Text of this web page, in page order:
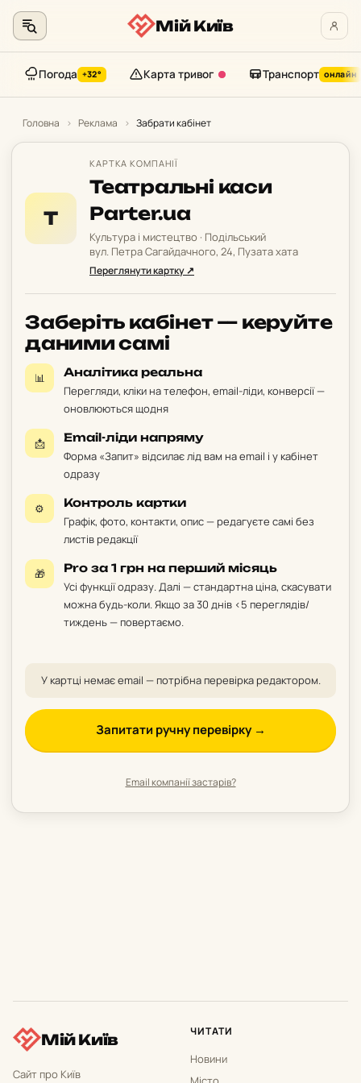
контенту
Мій Київ
Погода +32° Карта тривог Транспорт онлайн
Головна › Реклама › Забрати кабінет
Т
КАРТКА КОМПАНІЇ
Театральні каси
Parter.ua
Культура і мистецтво · Подільський
вул. Петра Сагайдачного, 24, Пузата хата
Переглянути картку ↗
Заберіть кабінет — керуйте
даними самі
📊 Аналітика реальна
Перегляди, кліки на телефон, email-ліди, конверсії —
оновлюються щодня
📩 Email-ліди напряму
Форма «Запит» відсилає лід вам на email і у кабінет
одразу
⚙️ Контроль картки
Графік, фото, контакти, опис — редагуєте самі без
листів редакції
🎁 Pro за 1 грн на перший місяць
Усі функції одразу. Далі — стандартна ціна, скасувати
можна будь-коли. Якщо за 30 днів <5 переглядів/
тиждень — повертаємо.
У картці немає email — потрібна перевірка редактором.
Запитати ручну перевірку →
Email компанії застарів?
Мій Київ
Сайт про Київ
ЧИТАТИ
Новини